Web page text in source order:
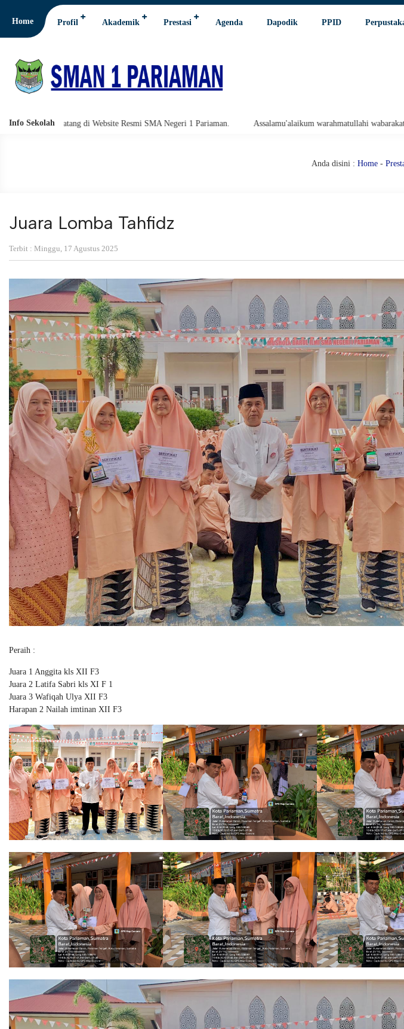
Home Profil Akademik Prestasi Agenda Dapodik PPID
Info Sekolah
di Website Resmi SMA Negeri 1 Pariaman. Assalamu'alaikum warahmatullahi wabarakatuh. Selamat
Anda disini : Home -
Juara Lomba Tahfidz
Terbit : Minggu, 17 Agustus 2025
Peraih :
Juara 1 Anggita kls XII F3
Juara 2 Latifa Sabri kls XI F 1
Juara 3 Wafiqah Ulya XII F3
Harapan 2 Nailah imtinan XII F3